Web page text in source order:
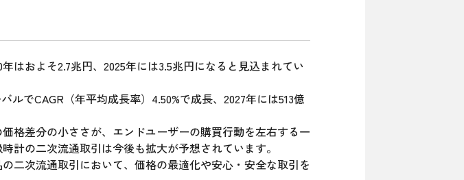
はおよそ2.7兆円、2025年には3.5兆円になると見込まれてい
でCAGR（年平均成長率）4.50%で成長、2027年には513億
格差分の小ささが、エンドユーザーの購買行動を左右する一
計の二次流通取引は今後も拡大が予想されています。
二次流通取引において、価格の最適化や安心・安全な取引を